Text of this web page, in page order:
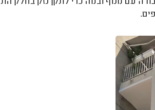
עם מנוף ובמה כדי לתקן נזק בחלק